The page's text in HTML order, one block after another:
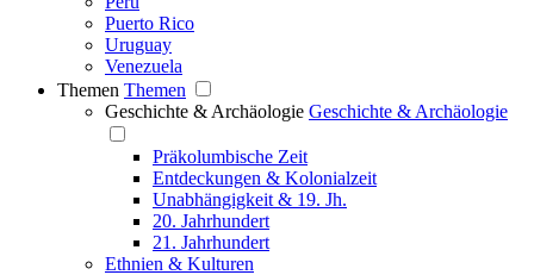
Puerto Rico
Uruguay
Venezuela
Themen Themen
Geschichte & Archäologie Geschichte & Archäologie
Präkolumbische Zeit
Entdeckungen & Kolonialzeit
Unabhängigkeit & 19. Jh.
20. Jahrhundert
21. Jahrhundert
Ethnien & Kulturen